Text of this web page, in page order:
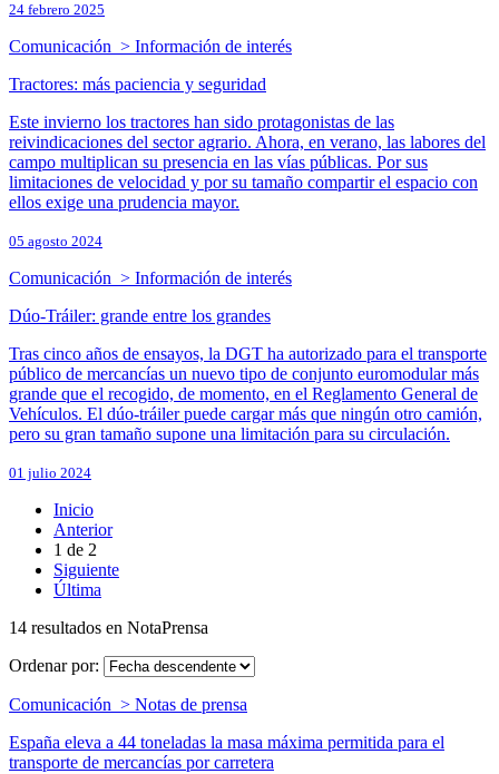
24 febrero 2025
Comunicación > Información de interés
Tractores: más paciencia y seguridad
Este invierno los tractores han sido protagonistas de las
reivindicaciones del sector agrario. Ahora, en verano, las labores del
campo multiplican su presencia en las vías públicas. Por sus
limitaciones de velocidad y por su tamaño compartir el espacio con
ellos exige una prudencia mayor.
05 agosto 2024
Comunicación > Información de interés
Dúo-Tráiler: grande entre los grandes
Tras cinco años de ensayos, la DGT ha autorizado para el transporte
público de mercancías un nuevo tipo de conjunto euromodular más
grande que el recogido, de momento, en el Reglamento General de
Vehículos. El dúo-tráiler puede cargar más que ningún otro camión,
pero su gran tamaño supone una limitación para su circulación.
01 julio 2024
Inicio
Anterior
1 de 2
Siguiente
Última
14 resultados en NotaPrensa
Ordenar por:
Comunicación > Notas de prensa
España eleva a 44 toneladas la masa máxima permitida para el
transporte de mercancías por carretera